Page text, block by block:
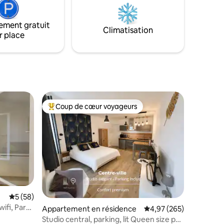
mieux pour se détendre au coin du feu,
dans une maison très confortable à
l’esprit chalet en bois.
gratuit
place
Climatisation
: 4,94 sur 5
appréciés
Évaluation moyenne sur la base de 58 commentaires : 5 sur 5
5 (58)
Park
Coups de cœur voyageurs les plus appréciés
Coup de cœur voyageurs
Appartement en résidence Évaluation moyenne
4,97 (265)
Studio central, parking, lit Queen size par